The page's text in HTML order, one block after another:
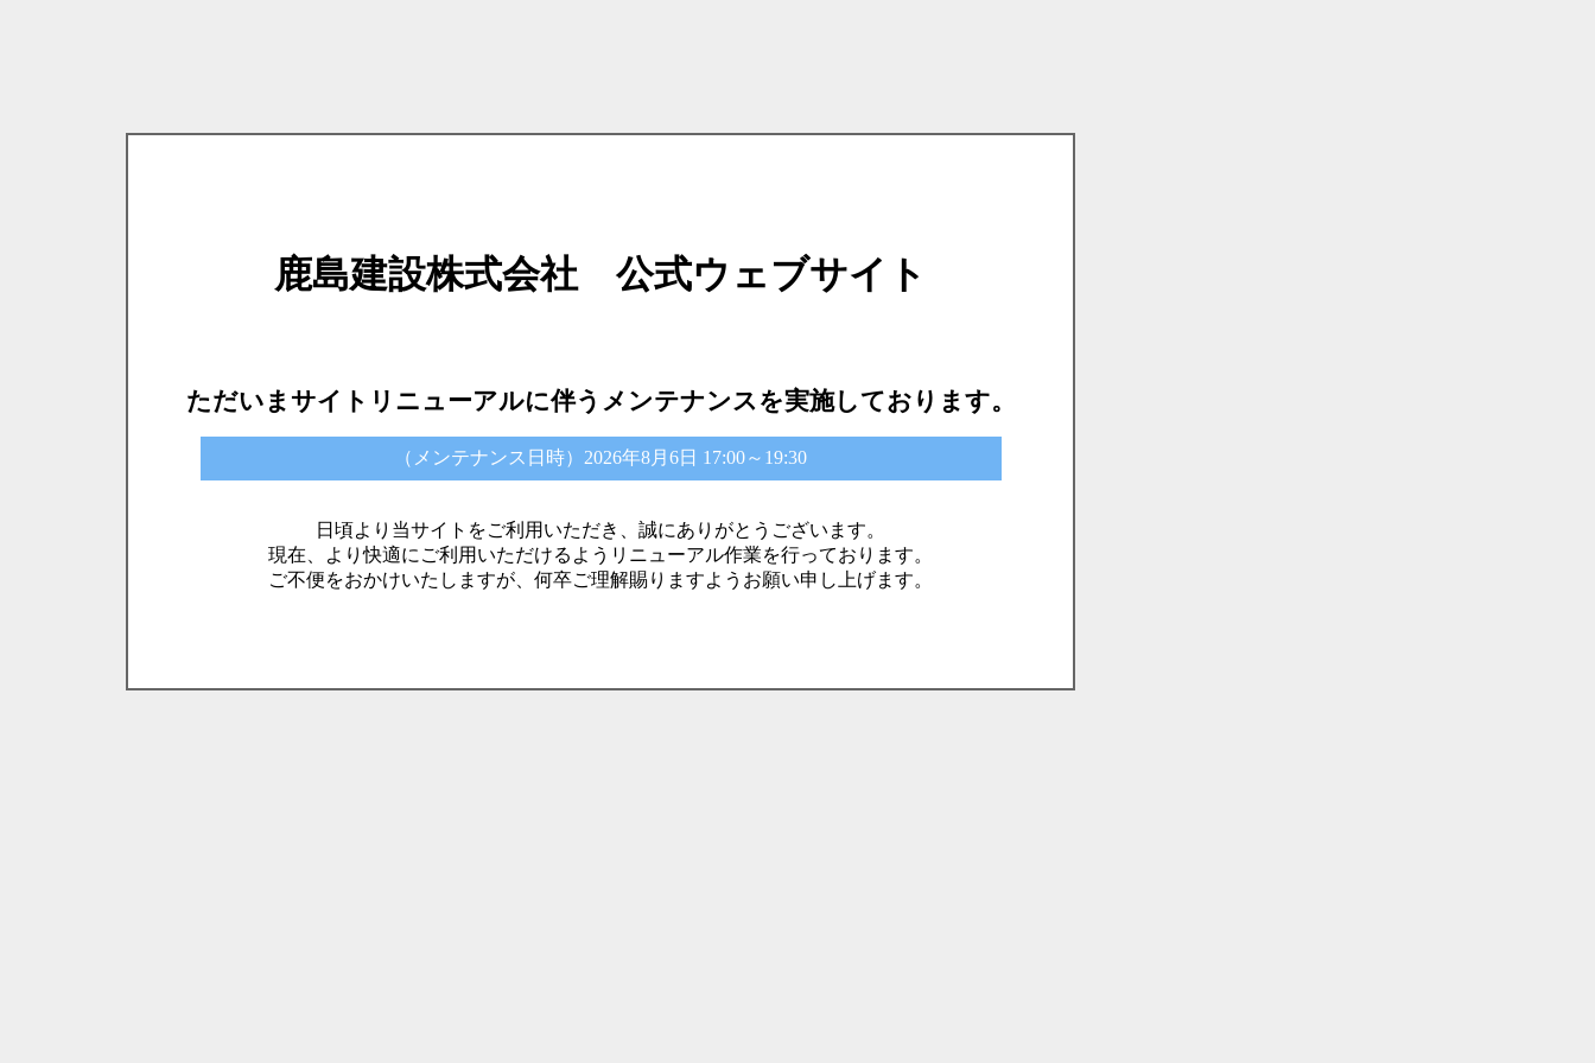
鹿島建設株式会社 公式ウェブサイト
ただいまサイトリニューアルに伴うメンテナンスを実施しております。
（メンテナンス日時）2026年8月6日 17:00～19:30
日頃より当サイトをご利用いただき、誠にありがとうございます。
現在、より快適にご利用いただけるようリニューアル作業を行っております。
ご不便をおかけいたしますが、何卒ご理解賜りますようお願い申し上げます。